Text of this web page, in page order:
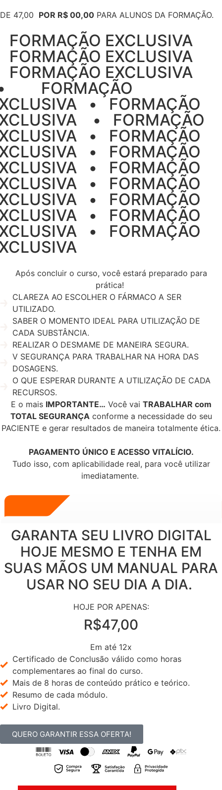
DE 47,00 POR R$ 00,00 PARA ALUNOS DA FORMAÇÃO.
FORMAÇÃO EXCLUSIVA‎
FORMAÇÃO EXCLUSIVA‎‎
FORMAÇÃO EXCLUSIVA‎
FORMAÇÃO
•‎ ‎ ‎ FORMAÇÃO
‎•‎ ‎ ‎ FORMAÇÃO
•‎ ‎ ‎ FORMAÇÃO
•‎ ‎ ‎ FORMAÇÃO
•‎ ‎ ‎ FORMAÇÃO
•‎ ‎ ‎ FORMAÇÃO
•‎ ‎ ‎ FORMAÇÃO
•‎ ‎ ‎ FORMAÇÃO
•‎ ‎ ‎ FORMAÇÃO
Após concluir o curso, você estará preparado para
prática!
CLAREZA AO ESCOLHER O FÁRMACO A SER
UTILIZADO.
SABER O MOMENTO IDEAL PARA UTILIZAÇÃO DE
CADA SUBSTÂNCIA.
REALIZAR O DESMAME DE MANEIRA SEGURA.
V SEGURANÇA PARA TRABALHAR NA HORA DAS
DOSAGENS.
O QUE ESPERAR DURANTE A UTILIZAÇÃO DE CADA
RECURSOS.
E o mais IMPORTANTE… Você vai TRABALHAR com
TOTAL SEGURANÇAconforme a necessidade do seu
PACIENTE e gerar resultados de maneira totalmente ética.
PAGAMENTO ÚNICO E ACESSO VITALÍCIO.
Tudo isso, com aplicabilidade real, para você utilizar
imediatamente.
GARANTA SEU LIVRO DIGITAL
HOJE MESMO E TENHA EM
SUAS MÃOS UM MANUAL PARA
USAR NO SEU DIA A DIA.
HOJE POR APENAS:
R$47,00
Em até 12x
Certificado de Conclusão válido como horas
complementares ao final do curso.
Mais de 8 horas de conteúdo prático e teórico.
Resumo de cada módulo.
Livro Digital.
QUERO GARANTIR ESSA OFERTA!